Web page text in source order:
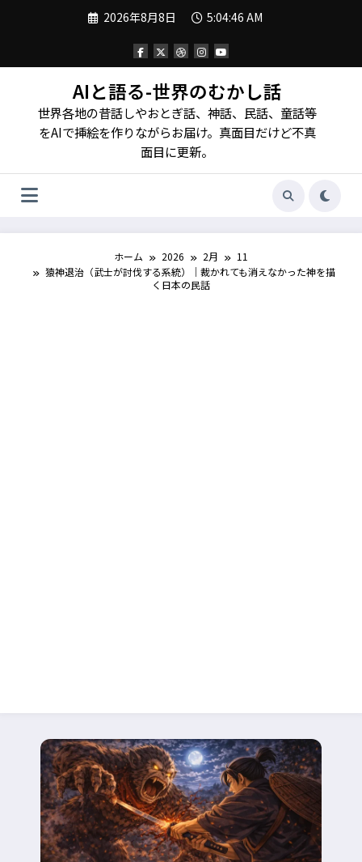
ツ
2026年8月8日 5:04:48 AM
AIと語る-世界のむかし話
世界各地の昔話しやおとぎ話、神話、民話、童話等
をAIで挿絵を作りながらお届け。真面目だけど不真
面目に更新。
ホーム 2026 2月
11
猿神退治（武士が討伐する系統）｜裁かれても消えなかった神を描
く日本の民話